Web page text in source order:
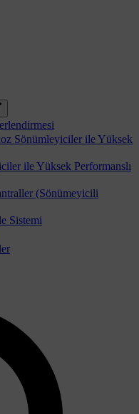
Sönümleyiciler ile Yüksek
ile Yüksek Performanslı
(Sönümeyicili
Sistemi